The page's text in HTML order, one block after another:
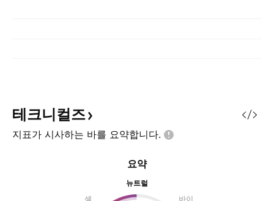
테크니컬즈
지표가 시사하는 바를 요약합니다.
요약
뉴트럴
셀
바이